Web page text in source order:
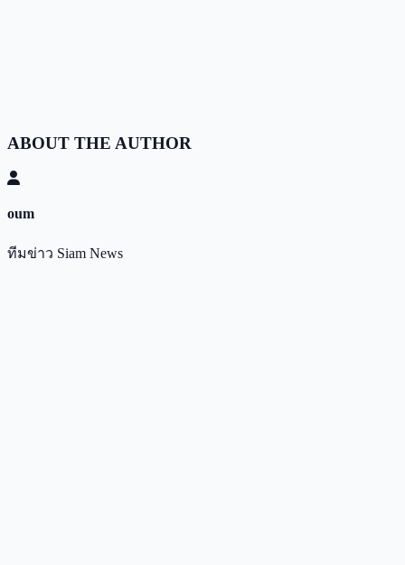
ABOUT THE AUTHOR
oum
ทีมข่าว Siam News